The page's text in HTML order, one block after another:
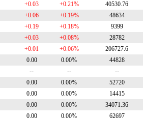
+0.03 +0.21% 40530.76
+0.06 +0.19% 48634
+0.19 +0.18% 9399
+0.03 +0.08% 28782
+0.01 +0.06% 206727.6
0.00 0.00% 44828
-- -- --
0.00 0.00% 52720
0.00 0.00% 14415
0.00 0.00% 34071.36
0.00 0.00% 62697